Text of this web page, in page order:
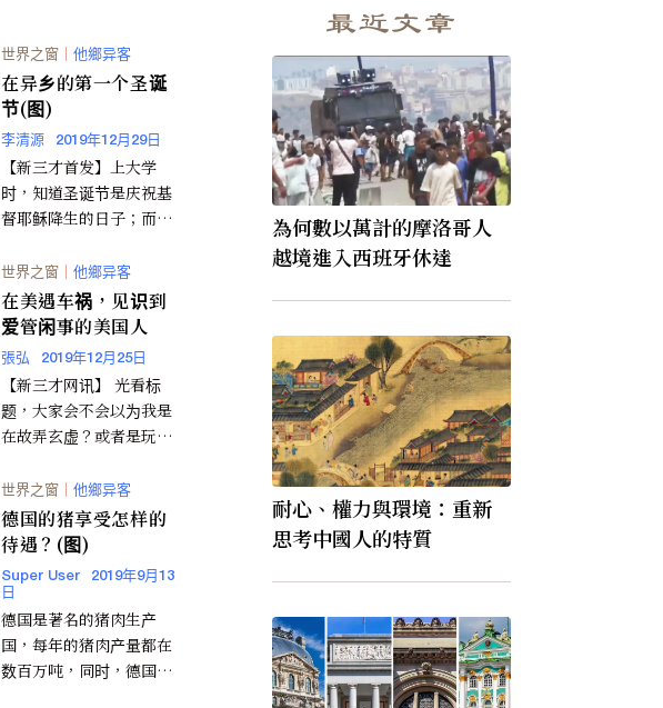
世界之窗 ｜ 他鄉异客
在异乡的第一个圣诞
节(图)
李清源 2019年12月29日
【新三才首发】上大学
时，知道圣诞节是庆祝基
督耶稣降生的日子；而真
的节日是在大学毕业前的
那个1...
世界之窗 ｜ 他鄉异客
在美遇车祸，见识到
爱管闲事的美国人
張弘 2019年12月25日
【新三才网讯】 光看标
题，大家会不会以为我是
在故弄玄虚？或者是玩弄
不夸张，说我们从鬼门关
走了一...
世界之窗 ｜ 他鄉异客
德国的猪享受怎样的
待遇？(图)
Super User
2019年9月13
日
德国是著名的猪肉生产
国，每年的猪肉产量都在
数百万吨，同时，德国也
最近文章
為何數以萬計的摩洛哥人
越境進入西班牙休達
耐心、權力與環境：重新
思考中國人的特質